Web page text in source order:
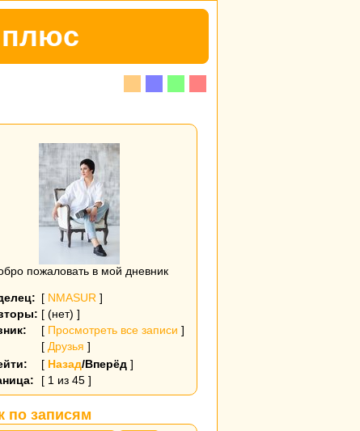
плюс
пожаловать в мой дневник
[ NMASUR ]
[ (нет) ]
[ Просмотреть все записи ]
[ Друзья ]
[ Назад/Вперёд]
[ 1 из 45 ]
по записям